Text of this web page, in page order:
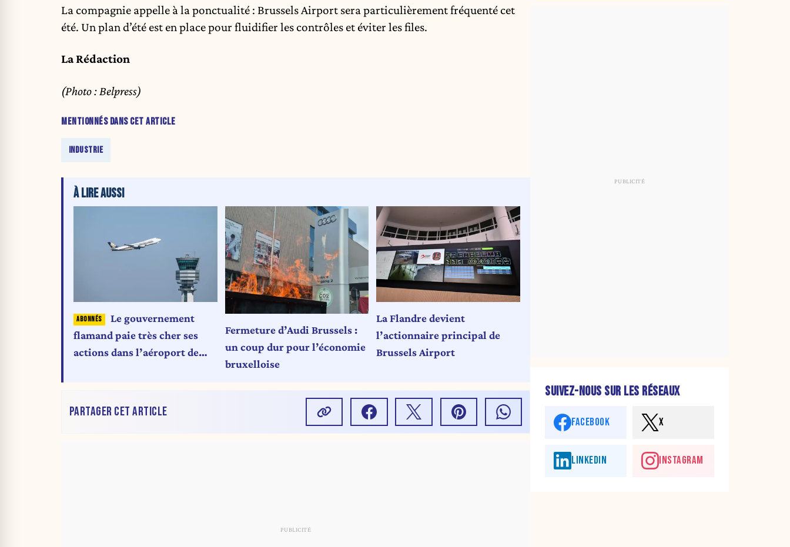
La compagnie appelle à la ponctualité : Brussels Airport sera particulièrement fréquenté cet
été. Un plan d’été est en place pour fluidifier les contrôles et éviter les files.
La Rédaction
(Photo : Belpress)
MENTIONNÉS DANS CET ARTICLE
INDUSTRIE
À LIRE AUSSI
Le gouvernement
flamand paie très cher ses
actions dans l’aéroport de
Fermeture d’Audi Brussels :
un coup dur pour l’économie
bruxelloise
La Flandre devient
l’actionnaire principal de
Brussels Airport
PARTAGER CET ARTICLE
SUIVEZ-NOUS SUR LES RÉSEAUX
FACEBOOK X
LINKEDIN INSTAGRAM